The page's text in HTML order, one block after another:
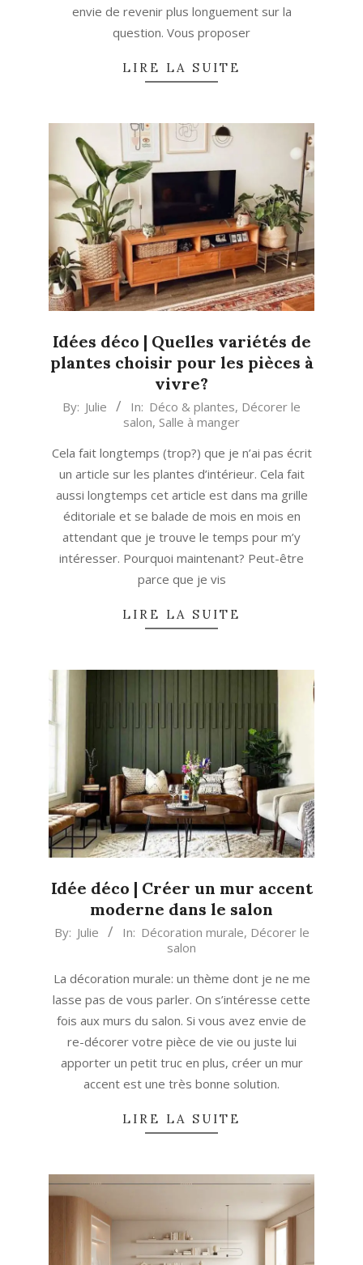
envie de revenir plus longuement sur la
question. Vous proposer
LIRE LA SUITE
Idées déco | Quelles variétés de
plantes choisir pour les pièces à
vivre?
2023-
15
By: Julie In: Déco & plantes, Décorer le
salon, Salle à manger
Cela fait longtemps (trop?) que je n’ai pas écrit
un article sur les plantes d’intérieur. Cela fait
aussi longtemps cet article est dans ma grille
éditoriale et se balade de mois en mois en
attendant que je trouve le temps pour m’y
intéresser. Pourquoi maintenant? Peut-être
parce que je vis
LIRE LA SUITE
Idée déco | Créer un mur accent
moderne dans le salon
2023-
27
By: Julie In: Décoration murale, Décorer le
salon
La décoration murale: un thème dont je ne me
lasse pas de vous parler. On s’intéresse cette
fois aux murs du salon. Si vous avez envie de
re-décorer votre pièce de vie ou juste lui
apporter un petit truc en plus, créer un mur
accent est une très bonne solution.
LIRE LA SUITE